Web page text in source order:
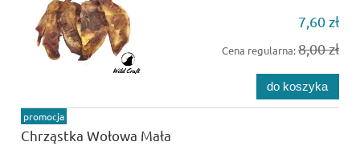
7,60 zł
Cena regularna:8,00 zł
do koszyka
Chrząstka Wołowa Mała
promocja